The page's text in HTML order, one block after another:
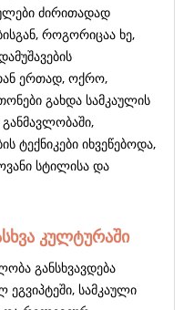
ძირითადად
როგორიცაა ხე,
ერთად, ოქრო,
გახდა სამკაულის
ტექნიკები იხვეწებოდა,
სტილისა და
კულტურაში
განსხვავდება
სამკაული